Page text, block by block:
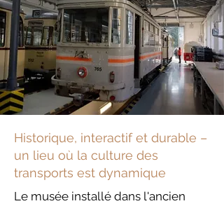
Historique, interactif et durable –
un lieu où la culture des
transports est dynamique
Le musée installé dans l'ancien